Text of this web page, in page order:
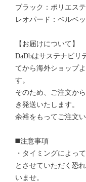
ブラック：ポリエス
レオパード：ベルベッ
【お届けについて】
DaDbはサステナビリ
てから海外ショップ
す。
そのため、ご注文か
き発送いたします。
余裕をもってご注文
◼️注意事項
・タイミングによっ
とさせていただく恐
いませ。